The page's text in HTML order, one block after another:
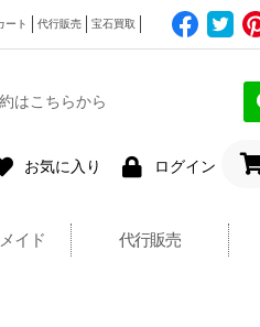
ート 代行販売 宝石買取
はこちらから
お気に入り ログイン
イド 代行販売